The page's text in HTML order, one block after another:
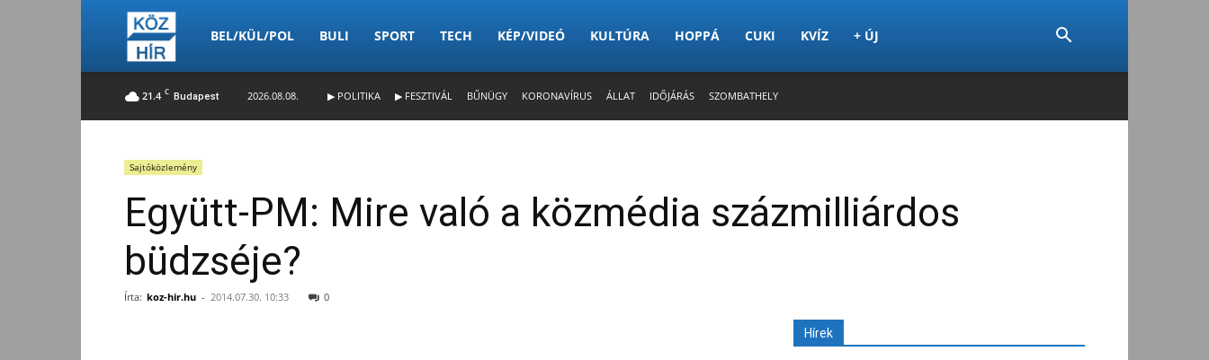
Köz-
Hír
BEL/KÜL/POL BULI SPORT TECH KÉP/VIDEÓ KULTÚRA HOPPÁ CUKI KVÍZ + ÚJ
21.4 C Budapest 2026.08.08. ▶ POLITIKA ▶ FESZTIVÁL BŰNÜGY KORONAVÍRUS ÁLLAT IDŐJÁRÁS SZOMBATHELY
Sajtóközlemény
Együtt-PM: Mire való a közmédia százmilliárdos
büdzséje?
Írta: koz-hir.hu - 2014.07.30. 10:33 0
Hírek